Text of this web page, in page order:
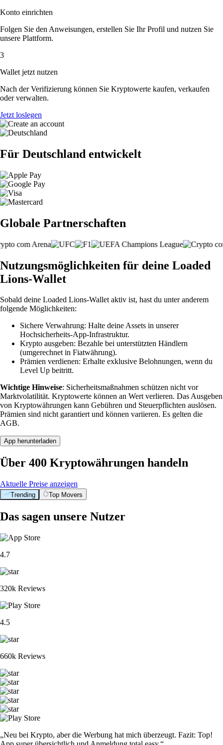
Konto einrichten
Folgen Sie den Anweisungen, erstellen Sie Ihr Profil und nutzen Sie
unsere Plattform.
3
Wallet jetzt nutzen
Nach der Verifizierung können Sie Kryptowerte kaufen, verkaufen
oder verwalten.
Jetzt loslegen
Für Deutschland entwickelt
Globale Partnerschaften
Nutzungsmöglichkeiten für deine Loaded
Lions-Wallet
Sobald deine Loaded Lions-Wallet aktiv ist, hast du unter anderem
folgende Möglichkeiten:
Sichere Verwahrung: Halte deine Assets in unserer
Hochsicherheits-App-Infrastruktur.
Krypto ausgeben: Bezahle bei unterstützten Händlern
(umgerechnet in Fiatwährung).
Prämien verdienen: Erhalte exklusive Belohnungen, wenn du
Level Up beitritt.
Wichtige Hinweise: Sicherheitsmaßnahmen schützen nicht vor
Marktvolatilität. Kryptowerte können an Wert verlieren. Das Ausgeben
von Kryptowährungen kann Gebühren und Steuerpflichten auslösen.
Prämien sind nicht garantiert und können variieren. Es gelten die
AGB.
App herunterladen
Über 400 Kryptowährungen handeln
Aktuelle Preise anzeigen
Trending Top Movers
Das sagen unsere Nutzer
4.7
320k Reviews
4.5
660k Reviews
„Neu bei Krypto, aber die Werbung hat mich überzeugt. Fazit: Top!